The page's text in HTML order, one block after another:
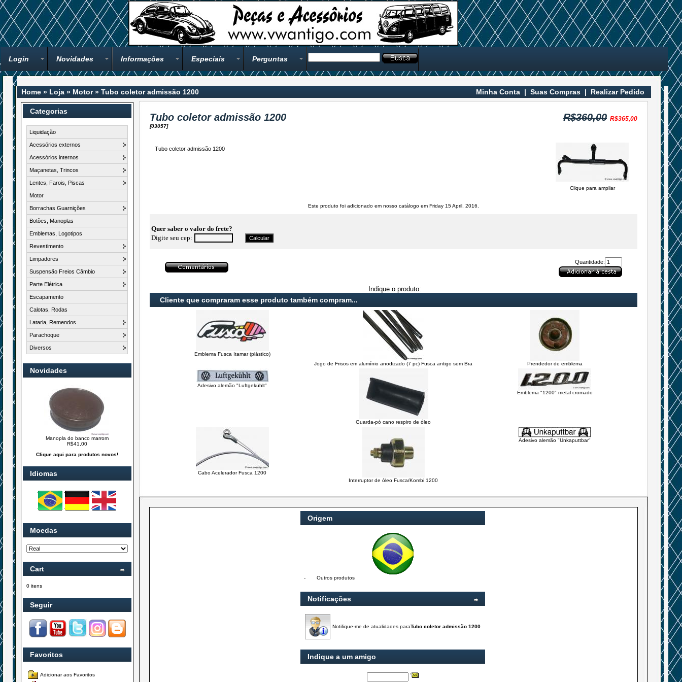
Login Novidades Informações Especiais Perguntas
Home » Loja » Motor» Tubo coletor admissão 1200 Minha Conta | Suas Compras | Realizar Pedido
Categorias
Liquidação
Acessórios externos
Acessórios internos
Maçanetas, Trincos
Lentes, Farois, Piscas
Motor
Borrachas Guarnições
Botões, Manoplas
Emblemas, Logotipos
Revestimento
Limpadores
Suspensão Freios Câmbio
Parte Elétrica
Escapamento
Calotas, Rodas
Lataria, Remendos
Parachoque
Diversos
Novidades
Manopla do banco marrom
R$41,00
Clique aqui para produtos novos!
Idiomas
Moedas
Cart
0 itens
Seguir
Favoritos
Adicionar aos Favoritos
Tubo coletor admissão 1200
[03057]
R$360,00 R$365,00
Clique para ampliar
Tubo coletor admissão 1200
Este produto foi adicionado em nosso catálogo em Friday 15 April, 2016.
Quer saber o valor do frete?
Digite seu cep:
Quantidade:
Indique o produto:
Cliente que compraram esse produto também compram...
Emblema Fusca Itamar (plástico)
Jogo de Frisos em alumínio anodizado (7 pc) Fusca antigo sem Bra
Prendedor de emblema
Adesivo alemão "Luftgekühlt"
Guarda-pó cano respiro de óleo
Emblema "1200" metal cromado
Cabo Acelerador Fusca 1200
Interruptor de óleo Fusca/Kombi 1200
Adesivo alemão "Unkaputtbar"
Origem
- Outros produtos
Notificações
Notifique-me de atualidades paraTubo coletor admissão 1200
Indique a um amigo